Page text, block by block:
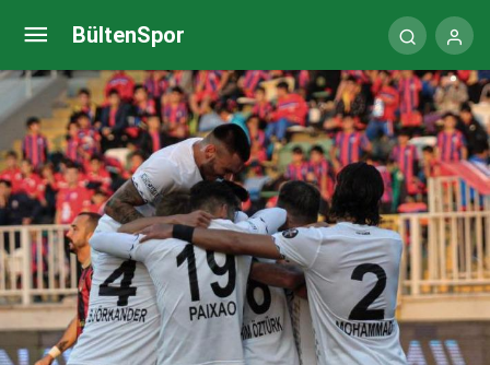
BültenSpor
Kim Min-Jae’ye skandal benzetme!